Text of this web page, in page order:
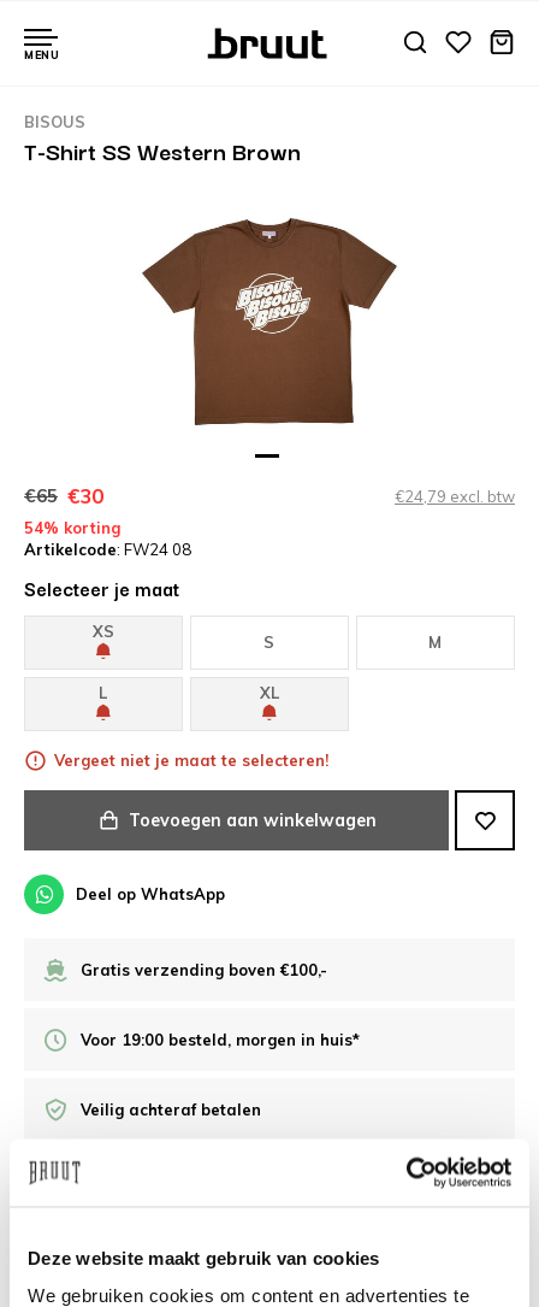
Deze website maakt gebruik van cookies
We gebruiken cookies om content en advertenties te
MENU
BISOUS
T-Shirt SS Western Brown
€65 €30
€24,79 excl. btw
54% korting
Artikelcode: FW24 08
Selecteer je maat
XS
S M
L XL
Vergeet niet je maat te selecteren!
Toevoegen aan winkelwagen
Deel op WhatsApp
Gratis verzending boven €100,-
Voor 19:00 besteld, morgen in huis*
Veilig achteraf betalen
Hulp nodig? We helpen